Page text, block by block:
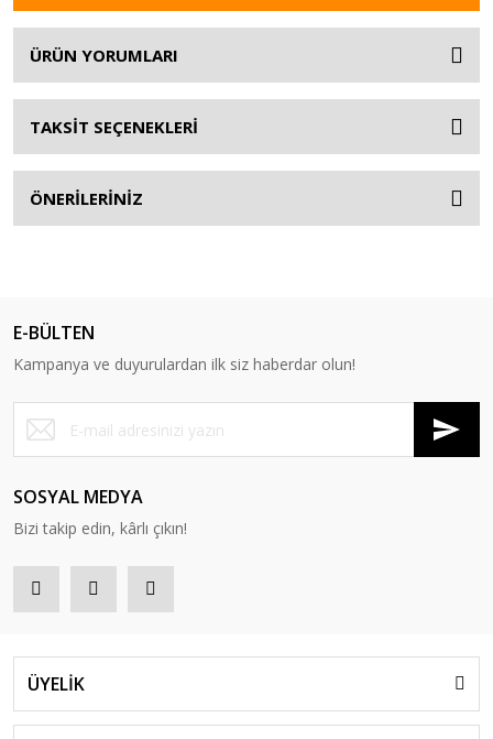
ÜRÜN YORUMLARI
TAKSİT SEÇENEKLERİ
ÖNERİLERİNİZ
E-BÜLTEN
Kampanya ve duyurulardan ilk siz haberdar olun!
SOSYAL MEDYA
Bizi takip edin, kârlı çıkın!
ÜYELİK